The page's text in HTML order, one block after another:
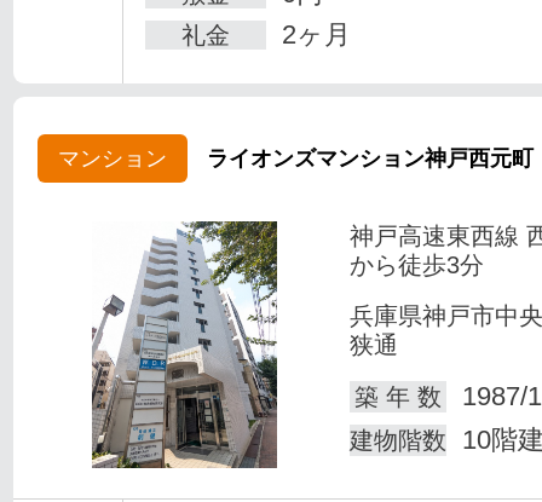
礼金 2ヶ月
マンション ライオンズマンション神戸西元町
神戸高速東西線
から徒歩3分
兵庫県神戸市中
狭通
築 年 数
1987/
建物階数 10階